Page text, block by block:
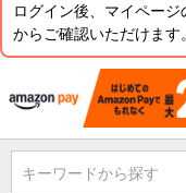
ログイン後、マイページ
からご確認いただけます
キーワードから探す